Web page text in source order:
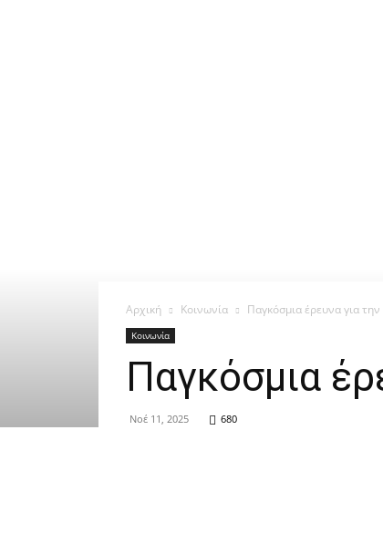
Αρχική Κοινωνία Παγκόσμια έρευνα για
Κοινωνία
Παγκόσμια
Νοέ 11, 2025 680